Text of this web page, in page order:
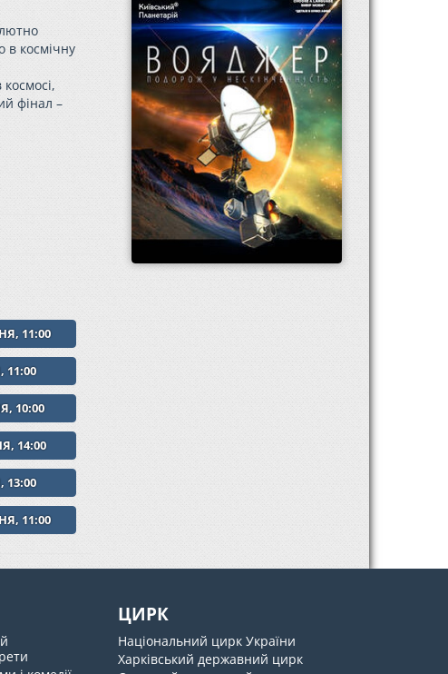
в космічну
фінал –
11:00
11:00
10:00
14:00
13:00
11:00
ЦИРК
Національний цирк України
Харківський державний цирк